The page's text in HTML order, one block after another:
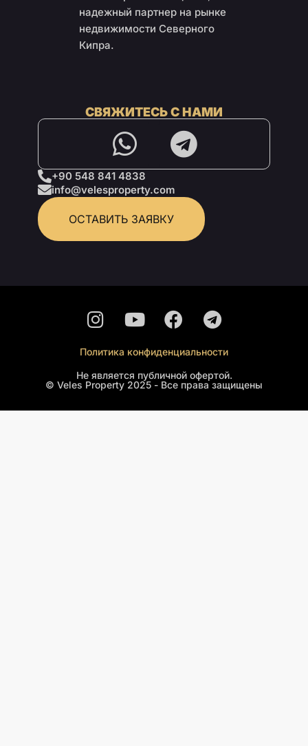
надежный партнер на рынке
недвижимости Северного
Кипра.
СВЯЖИТЕСЬ С НАМИ
+90 548 841 4838
info@velesproperty.com
ОСТАВИТЬ ЗАЯВКУ
Политика конфиденциальности
Не является публичной офертой.
© Veles Property 2025 - Все права защищены